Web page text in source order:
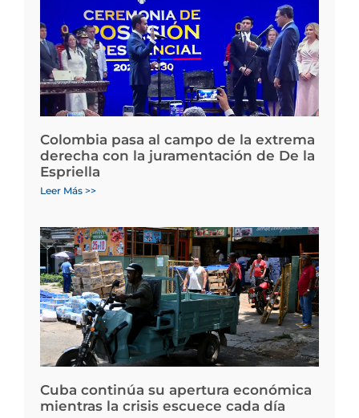
Colombia pasa al campo de la extrema
derecha con la juramentación de De la
Espriella
Leer Más >>
Cuba continúa su apertura económica
mientras la crisis escuece cada día